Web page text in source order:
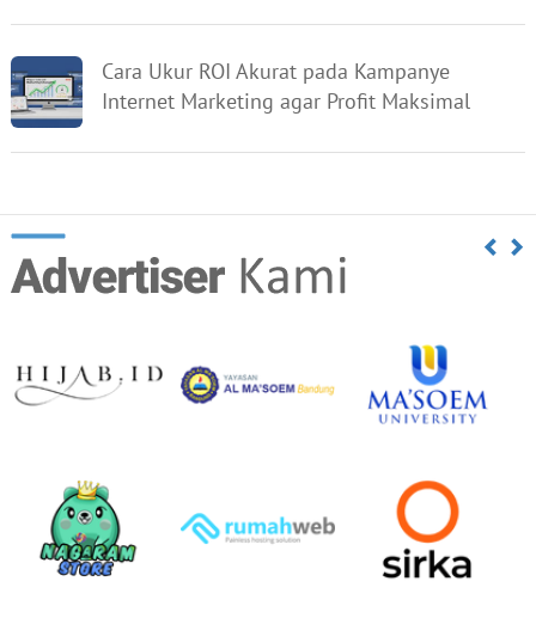
Cara Ukur ROI Akurat pada Kampanye
Internet Marketing agar Profit Maksimal